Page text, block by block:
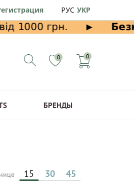
РУС УКР
0 0
БРЕНДЫ
15 30 45